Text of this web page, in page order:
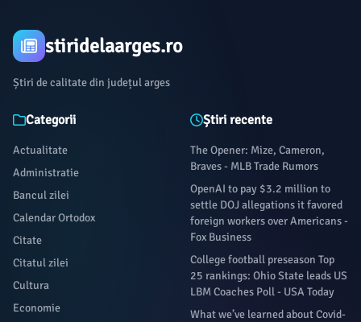
stiridelaarges.ro
Știri de calitate din județul arges
Categorii
Actualitate
Administratie
Bancul zilei
Calendar Ortodox
Citate
Citatul zilei
Cultura
Economie
Știri recente
The Opener: Mize, Cameron,
Braves - MLB Trade Rumors
OpenAI to pay $3.2 million to
settle DOJ allegations it favored
foreign workers over Americans -
Fox Business
College football preseason Top
25 rankings: Ohio State leads US
LBM Coaches Poll - USA Today
What we’ve learned about Covid-